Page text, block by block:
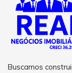
Buscamos